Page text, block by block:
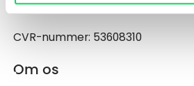
info@landia.dk
CVR-nummer: 53608310
Om os